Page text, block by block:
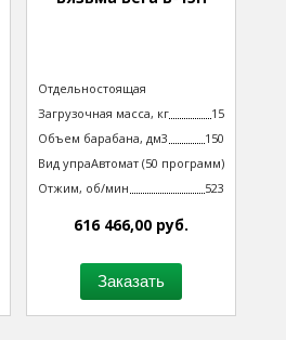
Тип машины
Отдельностоящая
неподрессоренная
Загрузочная масса, кг
15
Объем барабана, дм3
150
Вид управления
технологическим процессом
Автомат (50 программ)
Отжим, об/мин
523
616 466,00 руб.
Заказать